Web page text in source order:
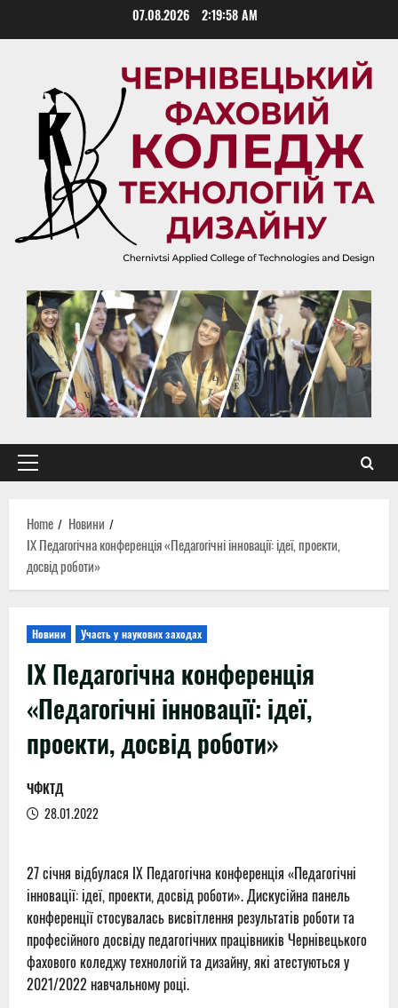
07.08.2026 2:19:59 AM
Primary
Home
Новини
ІХ Педагогічна конференція «Педагогічні інновації: ідеї, проекти,
досвід роботи»
Новини Участь у наукових заходах
ІХ Педагогічна конференція
«Педагогічні інновації: ідеї,
проекти, досвід роботи»
ЧФКТД
28.01.2022
27 січня відбулася ІХ Педагогічна конференція «Педагогічні
інновації: ідеї, проекти, досвід роботи». Дискусійна панель
конференції стосувалась висвітлення результатів роботи та
професійного досвіду педагогічних працівників Чернівецького
фахового коледжу технологій та дизайну, які атестуються у
2021/2022 навчальному році.